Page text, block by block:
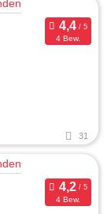
4 Bew.
31
4 Bew.